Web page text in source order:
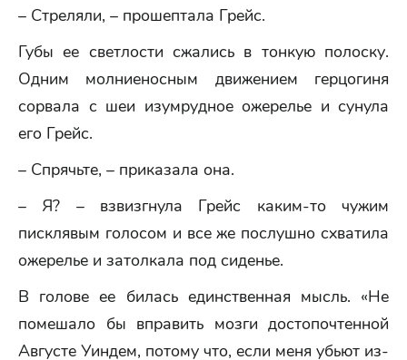
– Стреляли, – прошептала Грейс.
Губы ее светлости сжались в тонкую полоску.
Одним молниеносным движением герцогиня
сорвала с шеи изумрудное ожерелье и сунула
его Грейс.
– Спрячьте, – приказала она.
– Я? – взвизгнула Грейс каким-то чужим
писклявым голосом и все же послушно схватила
ожерелье и затолкала под сиденье.
В голове ее билась единственная мысль. «Не
помешало бы вправить мозги достопочтенной
Августе Уиндем, потому что, если меня убьют из-